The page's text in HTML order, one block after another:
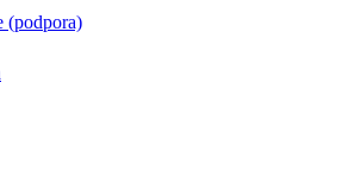
(podpora)